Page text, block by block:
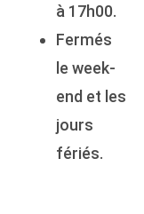
à 17h00.
Fermés
le week-
end et les
jours
fériés.